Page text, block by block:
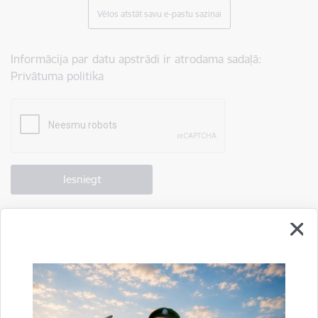
Vēlos atstāt savu e-pastu saziņai
Informācija par datu apstrādi ir atrodama sadaļā:
Privātuma politika